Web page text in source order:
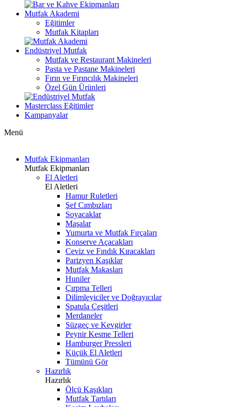
Mutfak Akademi
Eğitimler
Mutfak Kitapları
Endüstriyel Mutfak
Mutfak ve Restaurant Makineleri
Pasta ve Pastane Makineleri
Fırın ve Fırıncılık Makineleri
Özel Gün Ürünleri
Masterclass Eğitimler
Kampanyalar
Menü
Mutfak Ekipmanları
Mutfak Ekipmanları
El Aletleri
El Aletleri
Hamur Ruletleri
Şef Cımbızları
Soyacaklar
Maşalar
Yumurta ve Mutfak Fırçaları
Konserve Açacakları
Ceviz ve Fındık Kıracakları
Parizyen Kaşıklar
Mutfak Makasları
Huniler
Çırpma Telleri
Dilimleyiciler ve Doğrayıcılar
Spatula Çeşitleri
Merdaneler
Süzgeç ve Kevgirler
Peynir Kesme Telleri
Hamburger Pressleri
Küçük El Aletleri
Tümünü Gör
Hazırlık
Hazırlık
Ölçü Kaşıkları
Mutfak Tartıları